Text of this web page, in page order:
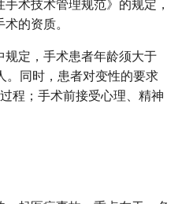
术技术管理规范》的规定，
的资质。
规定，手术患者年龄须大于
。同时，患者对变性的要求
程；手术前接受心理、精神